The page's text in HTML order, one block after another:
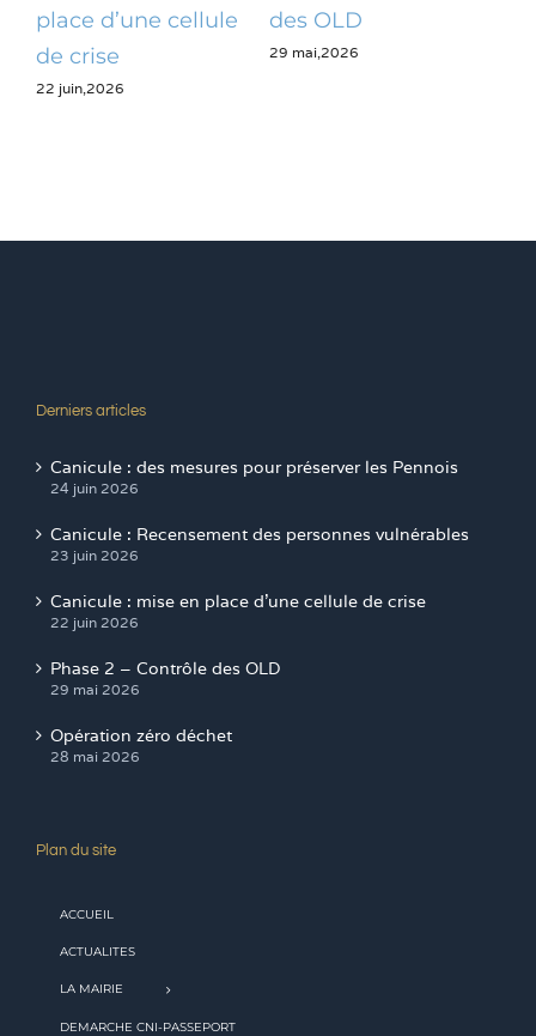
place d’une cellule
de crise
22 juin,2026
des OLD
29 mai,2026
Derniers articles
Canicule : des mesures pour préserver les Pennois
24 juin 2026
Canicule : Recensement des personnes vulnérables
23 juin 2026
Canicule : mise en place d’une cellule de crise
22 juin 2026
Phase 2 – Contrôle des OLD
29 mai 2026
Opération zéro déchet
28 mai 2026
Plan du site
ACCUEIL
ACTUALITES
LA MAIRIE
DEMARCHE CNI-PASSEPORT